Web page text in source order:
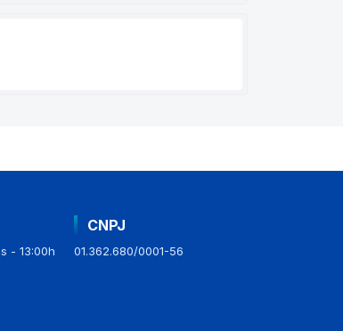
- 13:00h
CNPJ
01.362.680/0001-56